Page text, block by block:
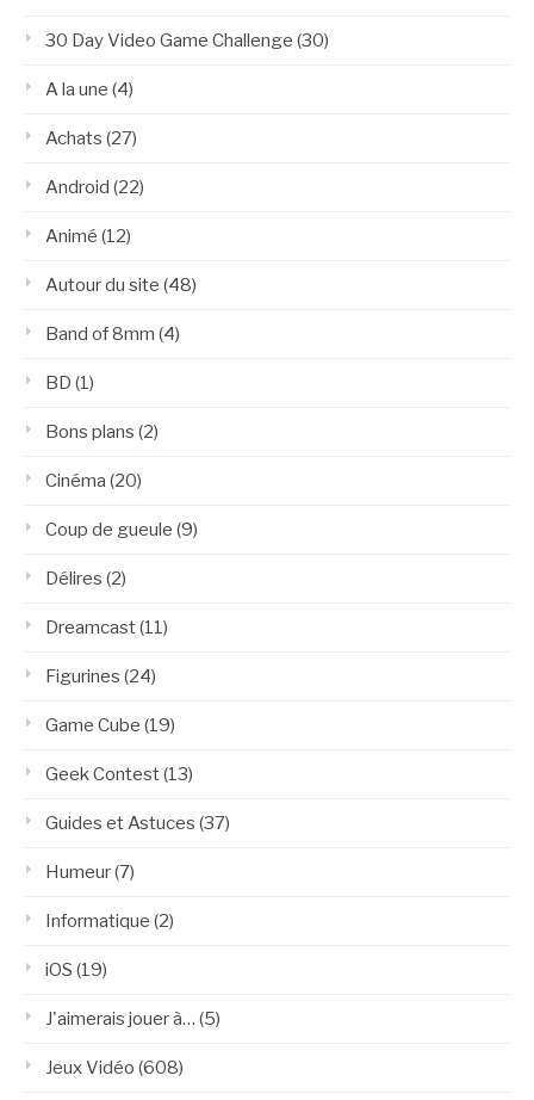
30 Day Video Game Challenge (30)
A la une (4)
Achats (27)
Android (22)
Animé (12)
Autour du site (48)
Band of 8mm (4)
BD (1)
Bons plans (2)
Cinéma (20)
Coup de gueule (9)
Délires (2)
Dreamcast(11)
Figurines (24)
Game Cube (19)
Geek Contest(13)
Guides et Astuces (37)
Humeur(7)
Informatique (2)
iOS (19)
J'aimerais jouer à… (5)
Jeux Vidéo (608)